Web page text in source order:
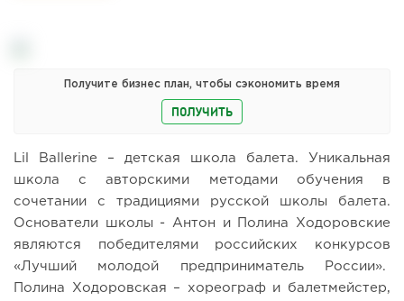
Получите бизнес план, чтобы сэкономить время
ПОЛУЧИТЬ
Lil Ballerine – детская школа балета. Уникальная
школа с авторскими методами обучения в
сочетании с традициями русской школы балета.
Основатели школы - Антон и Полина Ходоровские
являются победителями российских конкурсов
«Лучший молодой предприниматель России».
Полина Ходоровская – хореограф и балетмейстер,